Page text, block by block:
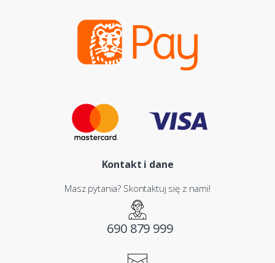
Kontakt i dane
Masz pytania? Skontaktuj się z nami!
690 879 999